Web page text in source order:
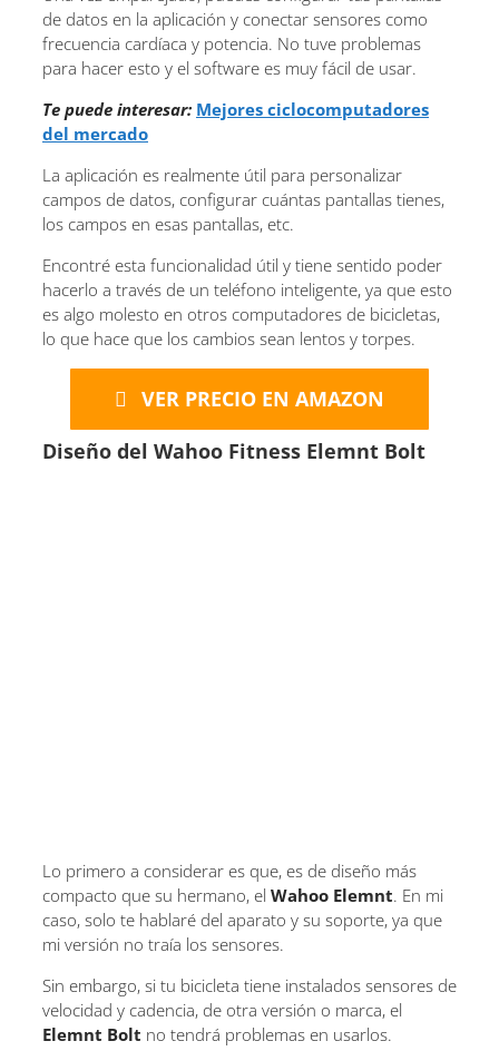
de datos en la aplicación y conectar sensores como
frecuencia cardíaca y potencia. No tuve problemas
para hacer esto y el software es muy fácil de usar.
Te puede interesar: Mejores ciclocomputadores
del mercado
La aplicación es realmente útil para personalizar
campos de datos, configurar cuántas pantallas tienes,
los campos en esas pantallas, etc.
Encontré esta funcionalidad útil y tiene sentido poder
hacerlo a través de un teléfono inteligente, ya que esto
es algo molesto en otros computadores de bicicletas,
lo que hace que los cambios sean lentos y torpes.
VER PRECIO EN AMAZON
Diseño del Wahoo Fitness Elemnt Bolt
Lo primero a considerar es que, es de diseño más
compacto que su hermano, el Wahoo Elemnt. En mi
caso, solo te hablaré del aparato y su soporte, ya que
mi versión no traía los sensores.
Sin embargo, si tu bicicleta tiene instalados sensores de
velocidad y cadencia, de otra versión o marca, el
Elemnt Bolt no tendrá problemas en usarlos.